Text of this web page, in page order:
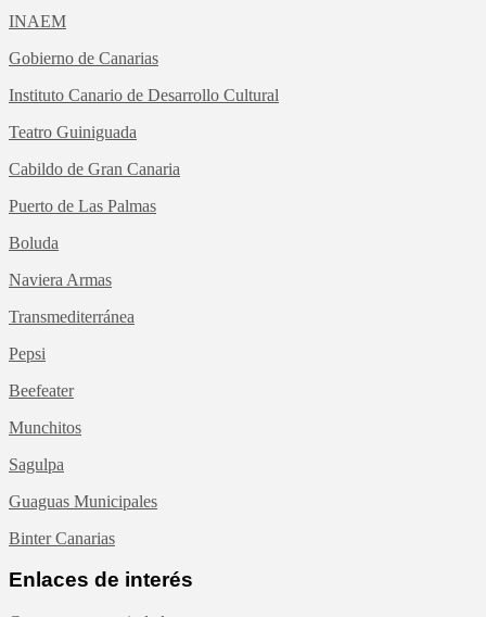
INAEM
Gobierno de Canarias
Instituto Canario de Desarrollo Cultural
Teatro Guiniguada
Cabildo de Gran Canaria
Puerto de Las Palmas
Boluda
Naviera Armas
Transmediterránea
Pepsi
Beefeater
Munchitos
Sagulpa
Guaguas Municipales
Binter Canarias
Enlaces de interés